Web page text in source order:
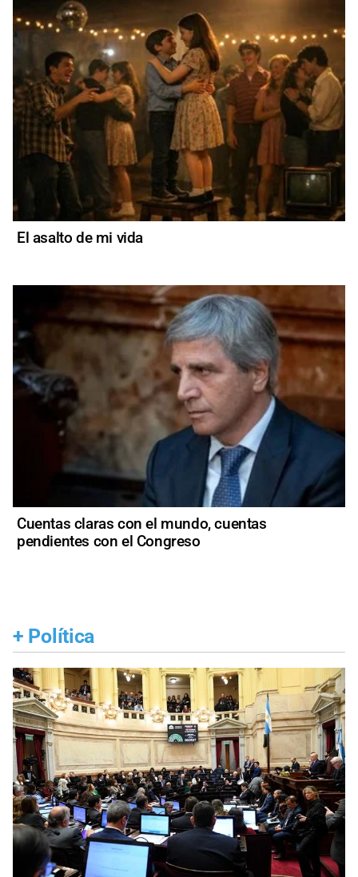
El asalto de mi vida
Cuentas claras con el mundo, cuentas
pendientes con el Congreso
+ Política